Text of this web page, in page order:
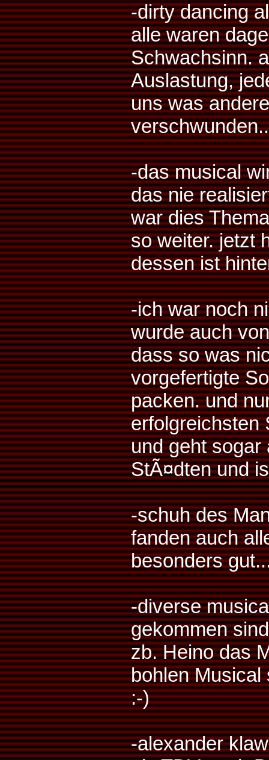
-dirty dancing
alle waren
Schwachsinn.
Auslastung,
uns was
-das musical
das nie
war dies
so weiter. jetzt
dessen ist
-ich war noch
wurde auch
dass so was
vorgefertigte
packen. und
erfolgreichsten
und geht sogar
StÃ¤dten und
-schuh des
fanden auch
besonders
-diverse
gekommen sind
zb. Heino das
bohlen Musical
:-)
-alexander